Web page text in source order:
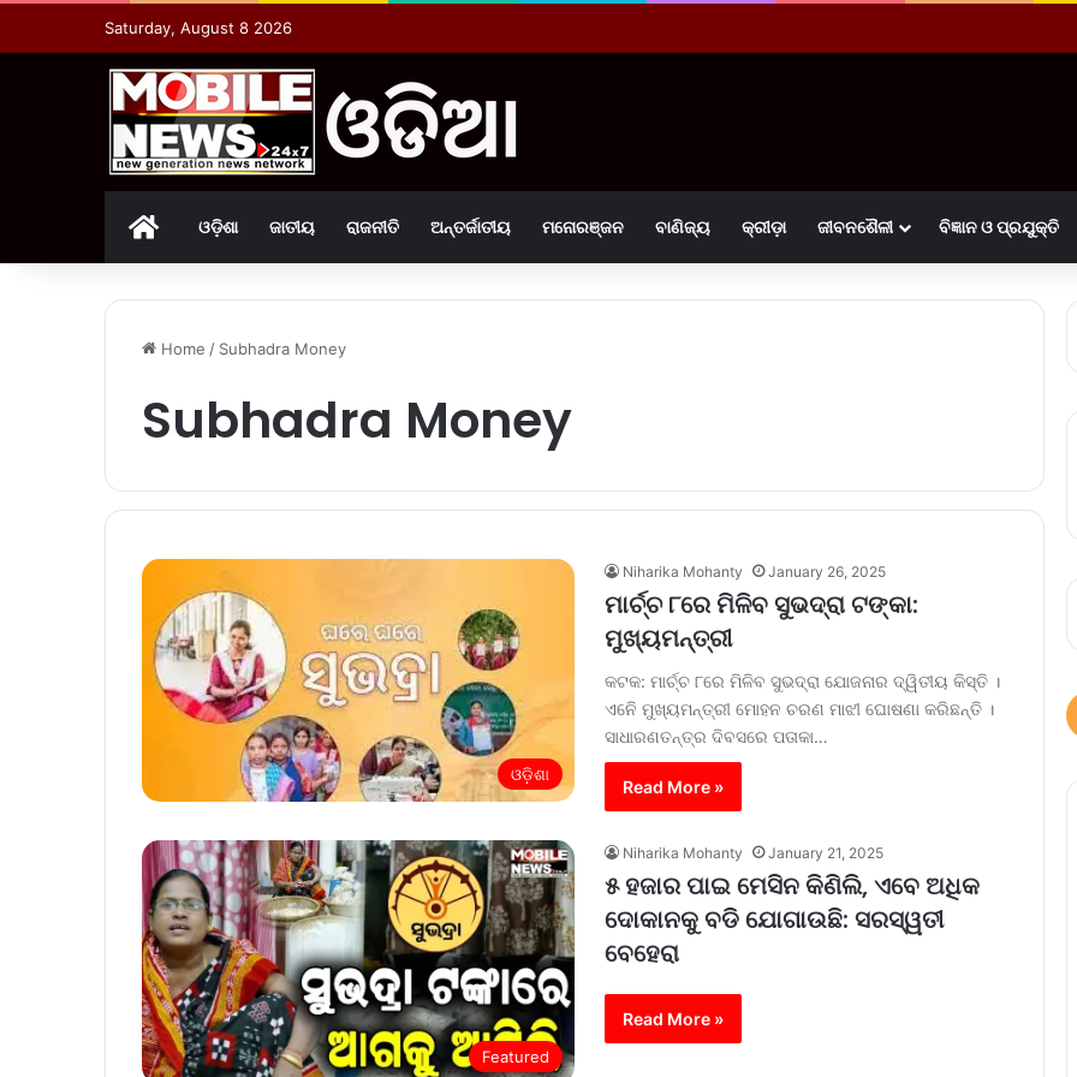
Saturday, August 8 2026
Homeଓଡ଼ିଶା ଜାତୀୟ ରାଜନୀତି ଅନ୍ତର୍ଜାତୀୟ ମନୋରଞ୍ଜନ ବାଣିଜ୍ୟ କ୍ରୀଡ଼ା ଜୀବନଶୈଳୀ ବିଜ୍ଞାନ ଓ ପ୍ରଯୁକ୍ତି
Home / Subhadra Money
Subhadra Money
ଓଡ଼ିଶା
Niharika Mohanty January 26, 2025
ମାର୍ଚ୍ଚ ୮ରେ ମିଳିବ ସୁଭଦ୍ରା ଟଙ୍କା:
ମୁଖ୍ୟମନ୍ତ୍ରୀ
କଟକ: ମାର୍ଚ୍ଚ ୮ରେ ମିଳିବ ସୁଭଦ୍ରା ଯୋଜନାର ଦ୍ୱିତୀୟ କିସ୍ତି ।
ଏନେି ମୁଖ୍ୟମନ୍ତ୍ରୀ ମୋହନ ଚରଣ ମାଝୀ ଘୋଷଣା କରିଛନ୍ତି ।
ସାଧାରଣତନ୍ତ୍ର ଦିବସରେ ପତାକା…
Read More »
Featured
Niharika Mohanty January 21, 2025
୫ ହଜାର ପାଇ ମେସିନ କିଣିଲି, ଏବେ ଅଧିକ
ଦୋକାନକୁ ବଡି ଯୋଗାଉଛି: ସରସ୍ୱତୀ
ବେହେରା
Read More »